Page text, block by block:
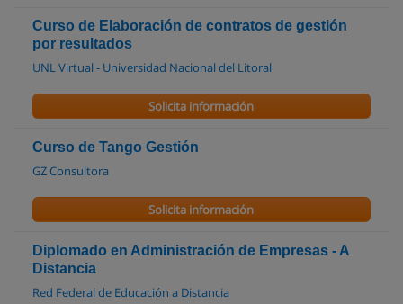
Curso de Elaboración de contratos de gestión
por resultados
UNL Virtual - Universidad Nacional del Litoral
Solicita información
Curso de Tango Gestión
GZ Consultora
Solicita información
Diplomado en Administración de Empresas - A
Distancia
Red Federal de Educación a Distancia